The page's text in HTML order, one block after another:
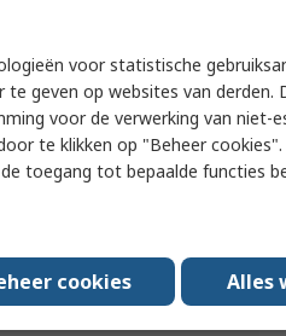
voor statistische
geven op websites van derden.
voor de verwerking van niet-
te klikken op "Beheer
toegang tot bepaalde functies
cookies Alles